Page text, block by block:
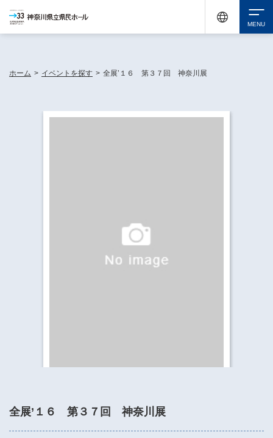
ホーム > イベントを探す > 全展’１６ 第３７回 神奈川展
全展’１６ 第３７回 神奈川展